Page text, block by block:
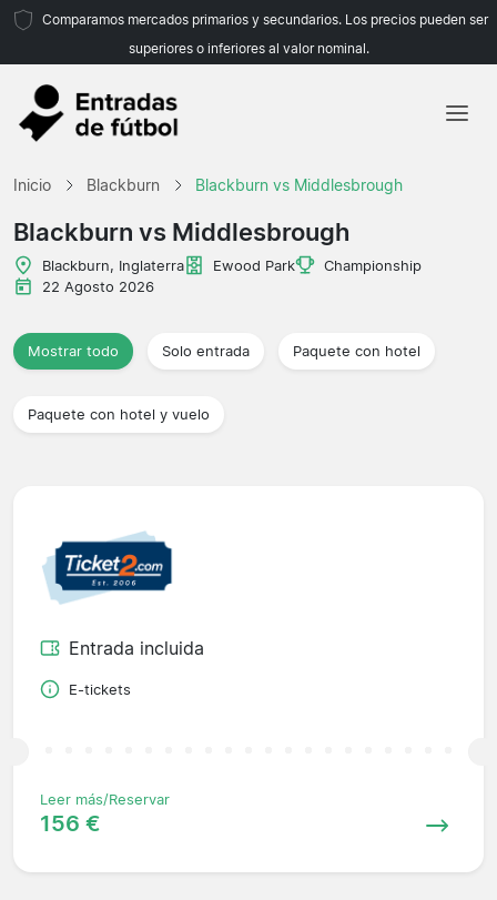
Comparamos mercados primarios y secundarios. Los precios pueden ser
superiores o inferiores al valor nominal.
Inicio Blackburn Blackburn vs Middlesbrough
Blackburn vs Middlesbrough
Blackburn, Inglaterra Ewood Park
Championship
22 Agosto 2026
Mostrar todo Solo entrada Paquete con hotel
Paquete con hotel y vuelo
Entrada incluida
E-tickets
Leer más/Reservar
156 €